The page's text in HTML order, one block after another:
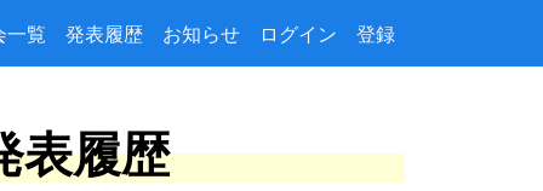
一覧 発表履歴 お知らせ ログイン 登録
表履歴